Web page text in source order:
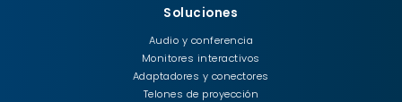
Soluciones
Audio y conferencia
Monitores interactivos
Adaptadores y conectores
Telones de proyección